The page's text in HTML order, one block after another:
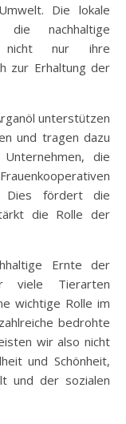
Die lokale
nachhaltige
nicht nur ihre
zur Erhaltung der
unterstützen
und tragen dazu
die
Dies fördert die
die Rolle der
Ernte der
viele Tierarten
wichtige Rolle im
bedrohte
wir also nicht
und Schönheit,
und der sozialen